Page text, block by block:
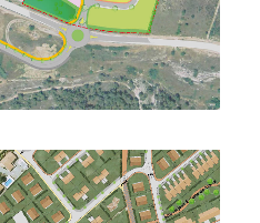
De Création